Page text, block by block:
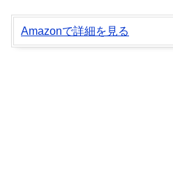
Amazonで詳細を見る